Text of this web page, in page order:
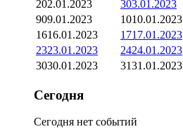
202.01.2023 303.01.2023
909.01.2023 1010.01.2023
1616.01.2023 1717.01.2023
2323.01.2023 2424.01.2023
3030.01.2023 3131.01.2023
Сегодня
Сегодня нет событий